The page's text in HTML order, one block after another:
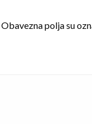
Obavezna polja su